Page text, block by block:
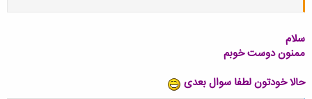
سلام
ممنون دوست خوبم
حالا خودتون لطفا سوال بعدی